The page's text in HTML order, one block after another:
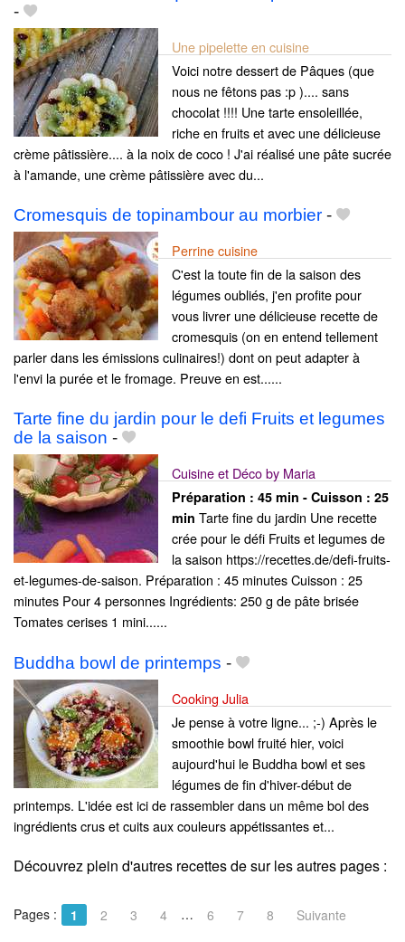
-
Une pipelette en cuisine
Voici notre dessert de Pâques (que
nous ne fêtons pas :p ).... sans
chocolat !!!! Une tarte ensoleillée,
riche en fruits et avec une délicieuse
crème pâtissière.... à la noix de coco ! J'ai réalisé une pâte sucrée
à l'amande, une crème pâtissière avec du...
Cromesquis de topinambour au morbier -
Perrine cuisine
C'est la toute fin de la saison des
légumes oubliés, j'en profite pour
vous livrer une délicieuse recette de
cromesquis (on en entend tellement
parler dans les émissions culinaires!) dont on peut adapter à
l'envi la purée et le fromage. Preuve en est......
Tarte fine du jardin pour le defi Fruits et legumes
de la saison -
Cuisine et Déco by Maria
Préparation : 45 min - Cuisson : 25
min Tarte fine du jardin Une recette
crée pour le défi Fruits et legumes de
la saison https://recettes.de/defi-fruits-
et-legumes-de-saison. Préparation : 45 minutes Cuisson : 25
minutes Pour 4 personnes Ingrédients: 250 g de pâte brisée
Tomates cerises 1 mini......
Buddha bowl de printemps -
Cooking Julia
Je pense à votre ligne... ;-) Après le
smoothie bowl fruité hier, voici
aujourd'hui le Buddha bowl et ses
légumes de fin d'hiver-début de
printemps. L'idée est ici de rassembler dans un même bol des
ingrédients crus et cuits aux couleurs appétissantes et...
Découvrez plein d'autres recettes desur les autres pages :
Pages : 1 2 3 4 … 6 7 8 Suivante